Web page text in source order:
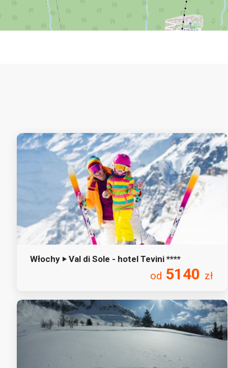
Włochy ‣ Val di Sole - hotel Tevini ****
od 5140 zł